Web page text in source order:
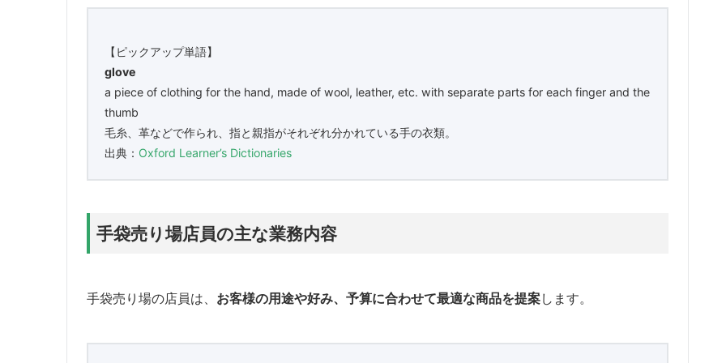
【ピックアップ単語】
glove
a piece of clothing for the hand, made of wool, leather, etc. with separate parts for each finger and the
thumb
毛糸、革などで作られ、指と親指がそれぞれ分かれている手の衣類。
出典： Oxford Learner’s Dictionaries
手袋売り場店員の主な業務内容
手袋売り場の店員は、 お客様の用途や好み、予算に合わせて最適な商品を提案します。